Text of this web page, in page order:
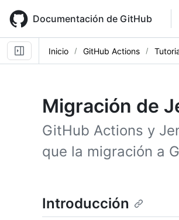
main
content
Documentación de GitHub
Inicio GitHub Actions
Migración de
GitHub Actions y
que la migración a
Introducción